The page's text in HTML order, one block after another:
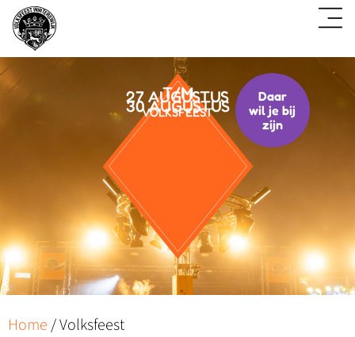
27 AUGUSTUS
T/M
30 AUGUSTUS
VOLKSFEEST
Daar
wil je bij
zijn
Home/Volksfeest